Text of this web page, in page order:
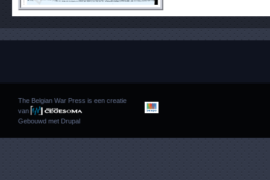
The Belgian War Press is een creatie
van
Gebouwd met Drupal